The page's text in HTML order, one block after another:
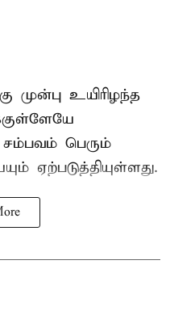
முன்பு உயிரிழந்த
சம்பவம் பெரும்
ஏற்படுத்தியுள்ளது.